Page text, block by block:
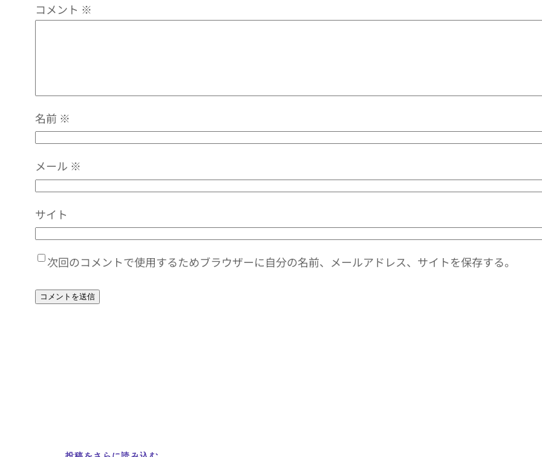
コメント ※
名前 ※
メール ※
サイト
次回のコメントで使用するためブラウザーに自分の名前、メールアドレス、サイトを保存する。